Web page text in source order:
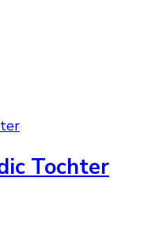
Tochter